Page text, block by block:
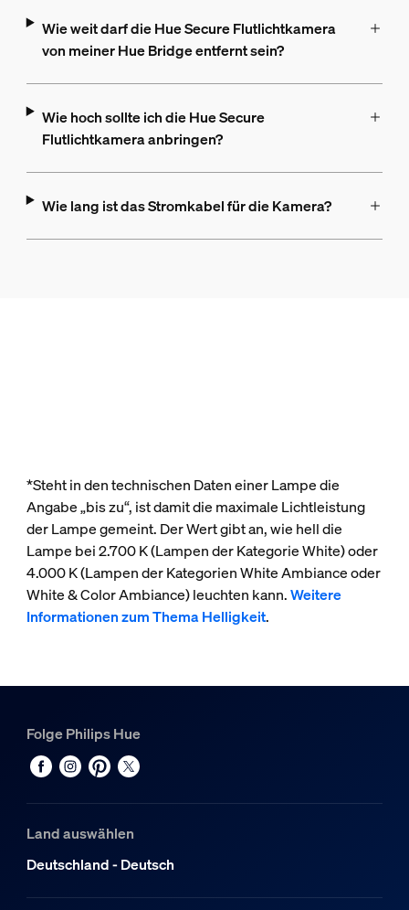
Wie weit darf die Hue Secure Flutlichtkamera
von meiner Hue Bridge entfernt sein?
Wie hoch sollte ich die Hue Secure
Flutlichtkamera anbringen?
Wie lang ist das Stromkabel für die Kamera?
*Steht in den technischen Daten einer Lampe die
Angabe „bis zu“, ist damit die maximale Lichtleistung
der Lampe gemeint. Der Wert gibt an, wie hell die
Lampe bei 2.700 K (Lampen der Kategorie White) oder
4.000 K (Lampen der Kategorien White Ambiance oder
White & Color Ambiance) leuchten kann.Weitere
Informationen zum Thema Helligkeit.
Folge Philips Hue
Land auswählen
Deutschland - Deutsch